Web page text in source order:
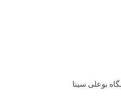
بوعلی سینا